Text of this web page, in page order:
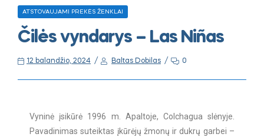
ATSTOVAUJAMI PREKĖS ŽENKLAI
Čilės vyndarys – Las Niñas
12 balandžio, 2024 Baltas Dobilas 0
Vyninė įsikūrė 1996 m. Apaltoje, Colchagua slėnyje.
Pavadinimas suteiktas įkūrėjų žmonų ir dukrų garbei –